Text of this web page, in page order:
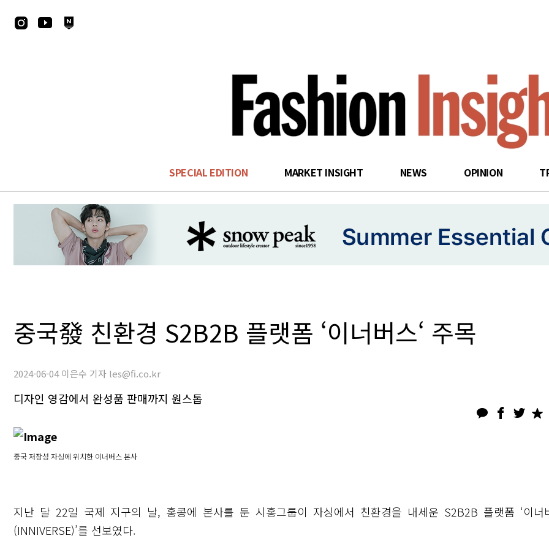
search
SPECIAL EDITION MARKET INSIGHT NEWS OPINION
중국發 친환경 S2B2B 플랫폼 ‘이너버스‘ 주목
2024-06-04 이은수 기자 les@fi.co.kr
디자인 영감에서 완성품 판매까지 원스톱
중국 저장성 자싱에 위치한 이너버스 본사
지난 달 22일 국제 지구의 날, 홍콩에 본사를 둔 시홍그룹이 자싱에서 친환경을 내세운 S2B2B 플랫폼 ‘이너
(INNIVERSE)’를 선보였다.